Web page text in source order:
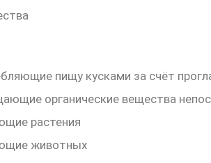
пищу кусками за счёт
органические вещества
растения
животных